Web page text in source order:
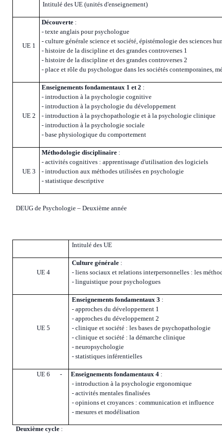
Intitulé des UE (unités d'enseignement)
UE 1
Découverte :
- texte anglais pour psychologue
- culture générale science et société, épistémologie des sciences
- histoire de la discipline et des grandes controverses 1
- histoire de la discipline et des grandes controverses 2
- place et rôle du psychologue dans les sociétés contemporaines,
UE 2
Enseignements fondamentaux 1 et 2 :
- introduction à la psychologie cognitive
- introduction à la psychologie du développement
- introduction à la psychopathologie et à la psychologie clinique
- introduction à la psychologie sociale
- base physiologique du comportement
UE 3
Méthodologie disciplinaire :
- activités cognitives : apprentissage d'utilisation des logiciels
- introduction aux méthodes utilisées en psychologie
- statistique descriptive
DEUG de Psychologie – Deuxième année
Intitulé des UE
UE 4
Culture générale :
- liens sociaux et relations interpersonnelles : les
- linguistique pour psychologues
UE 5
Enseignements fondamentaux 3 :
- approches du développement 1
- approches du développement 2
- clinique et société : les bases de psychopathologie
- clinique et société : la démarche clinique
- neuropsychologie
- statistiquesinférentielles
UE 6 - Enseignements fondamentaux 4 :
- introduction à la psychologie ergonomique
- activités mentales finalisées
- opinions et croyances : communication et influence
- mesures et modélisation
Deuxième cycle :